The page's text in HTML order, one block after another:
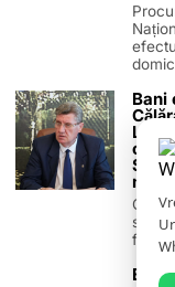
TERMENI ȘI CONDIȚII
PUBLICITATE
Bani
Sud-
noi
să